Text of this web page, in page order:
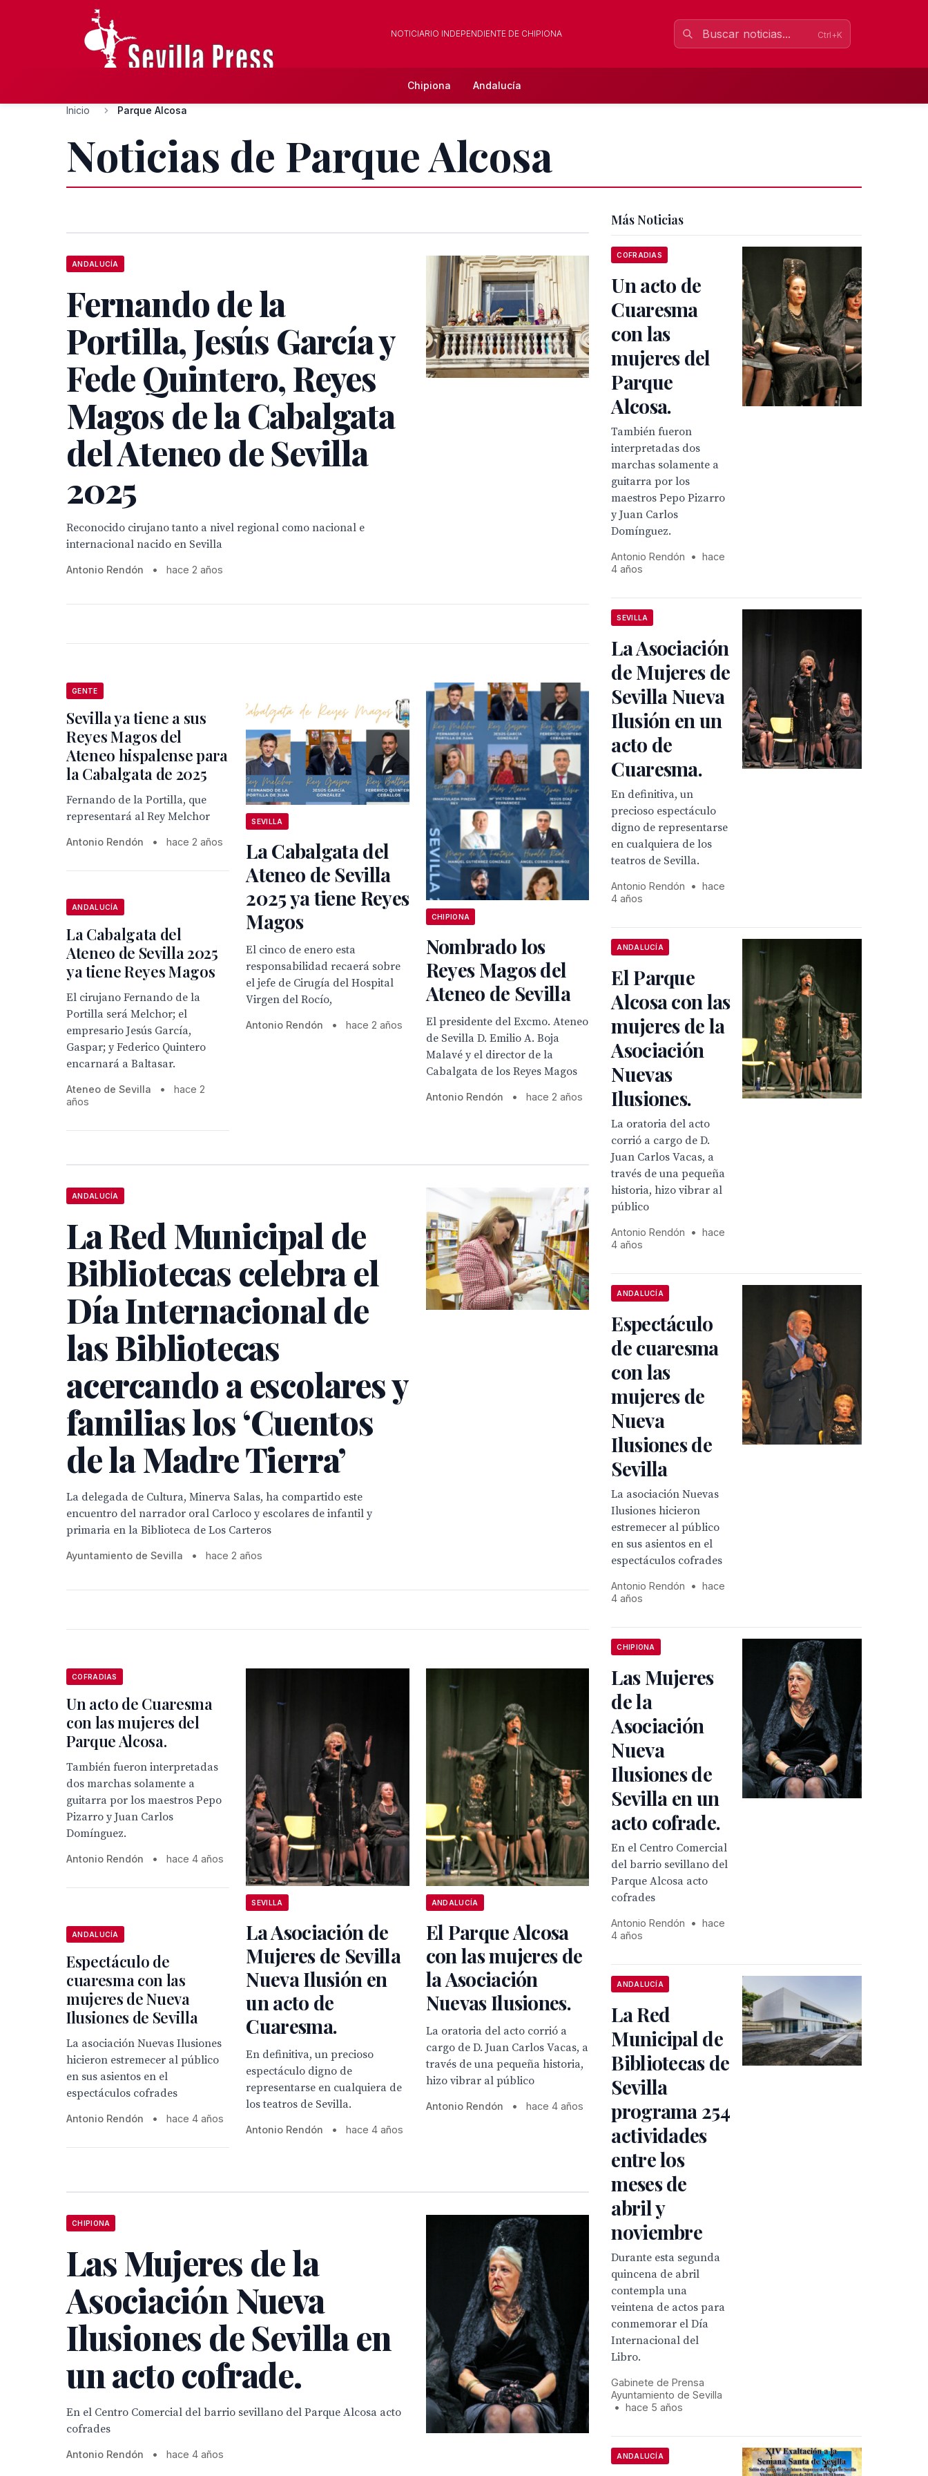
NOTICIARIO INDEPENDIENTE DE CHIPIONA Ctrl+K
Chipiona Andalucía
Inicio Parque Alcosa
Noticias de Parque Alcosa
ANDALUCÍA
Fernando de la
Portilla, Jesús García y
Fede Quintero, Reyes
Magos de la Cabalgata
del Ateneo de Sevilla
2025
Reconocido cirujano tanto a nivel regional como nacional e
internacional nacido en Sevilla
Antonio Rendón • hace 2 años
GENTE
Sevilla ya tiene a sus
Reyes Magos del
Ateneo hispalense para
la Cabalgata de 2025
Fernando de la Portilla, que
representará al Rey Melchor
Antonio Rendón • hace 2 años
SEVILLA
La Cabalgata del
Ateneo de Sevilla
2025 ya tiene Reyes
Magos
El cinco de enero esta
responsabilidad recaerá sobre
el jefe de Cirugía del Hospital
Virgen del Rocío,
Antonio Rendón • hace 2 años
CHIPIONA
Nombrado los
Reyes Magos del
Ateneo de Sevilla
El presidente del Excmo. Ateneo
de Sevilla D. Emilio A. Boja
Malavé y el director de la
Cabalgata de los Reyes Magos
Antonio Rendón • hace 2 años
ANDALUCÍA
La Cabalgata del
Ateneo de Sevilla 2025
ya tiene Reyes Magos
El cirujano Fernando de la
Portilla será Melchor; el
empresario Jesús García,
Gaspar; y Federico Quintero
encarnará a Baltasar.
Ateneo de Sevilla •
hace 2
años
ANDALUCÍA
La Red Municipal de
Bibliotecas celebra el
Día Internacional de
las Bibliotecas
acercando a escolares y
familias los ‘Cuentos
de la Madre Tierra’
La delegada de Cultura, Minerva Salas, ha compartido este
encuentro del narrador oral Carloco y escolares de infantil y
primaria en la Biblioteca de Los Carteros
Ayuntamiento de Sevilla • hace 2 años
COFRADIAS
Un acto de Cuaresma
con las mujeres del
Parque Alcosa.
También fueron interpretadas
dos marchas solamente a
guitarra por los maestros Pepo
Pizarro y Juan Carlos
Domínguez.
Antonio Rendón • hace 4 años
SEVILLA
La Asociación de
Mujeres de Sevilla
Nueva Ilusión en
un acto de
Cuaresma.
En definitiva, un precioso
espectáculo digno de
representarse en cualquiera de
los teatros de Sevilla.
Antonio Rendón • hace 4 años
ANDALUCÍA
El Parque Alcosa
con las mujeres de
la Asociación
Nuevas Ilusiones.
La oratoria del acto corrió a
cargo de D. Juan Carlos Vacas, a
través de una pequeña historia,
hizo vibrar al público
Antonio Rendón • hace 4 años
ANDALUCÍA
Espectáculo de
cuaresma con las
mujeres de Nueva
Ilusiones de Sevilla
La asociación Nuevas Ilusiones
hicieron estremecer al público
en sus asientos en el
espectáculos cofrades
Antonio Rendón • hace 4 años
CHIPIONA
Las Mujeres de la
Asociación Nueva
Ilusiones de Sevilla en
un acto cofrade.
En el Centro Comercial del barrio sevillano del Parque Alcosa acto
cofrades
Antonio Rendón • hace 4 años
Más Noticias
COFRADIAS
Un acto de
Cuaresma
con las
mujeres del
Parque
Alcosa.
También fueron
interpretadas dos
marchas solamente a
guitarra por los
maestros Pepo Pizarro
y Juan Carlos
Domínguez.
Antonio Rendón •
hace
4 años
SEVILLA
La Asociación
de Mujeres de
Sevilla Nueva
Ilusión en un
acto de
Cuaresma.
En definitiva, un
precioso espectáculo
digno de representarse
en cualquiera de los
teatros de Sevilla.
Antonio Rendón •
hace
4 años
ANDALUCÍA
El Parque
Alcosa con las
mujeres de la
Asociación
Nuevas
Ilusiones.
La oratoria del acto
corrió a cargo de D.
Juan Carlos Vacas, a
través de una pequeña
historia, hizo vibrar al
público
Antonio Rendón •
hace
4 años
ANDALUCÍA
Espectáculo
de cuaresma
con las
mujeres de
Nueva
Ilusiones de
Sevilla
La asociación Nuevas
Ilusiones hicieron
estremecer al público
en sus asientos en el
espectáculos cofrades
Antonio Rendón •
hace
4 años
CHIPIONA
Las Mujeres
de la
Asociación
Nueva
Ilusiones de
Sevilla en un
acto cofrade.
En el Centro Comercial
del barrio sevillano del
Parque Alcosa acto
cofrades
Antonio Rendón •
hace
4 años
ANDALUCÍA
La Red
Municipal de
Bibliotecas de
Sevilla
programa 254
actividades
entre los
meses de
abril y
noviembre
Durante esta segunda
quincena de abril
contempla una
veintena de actos para
conmemorar el Día
Internacional del
Libro.
Gabinete de Prensa
Ayuntamiento de Sevilla
•
hace 5 años
ANDALUCÍA